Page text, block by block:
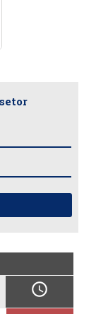
schedule